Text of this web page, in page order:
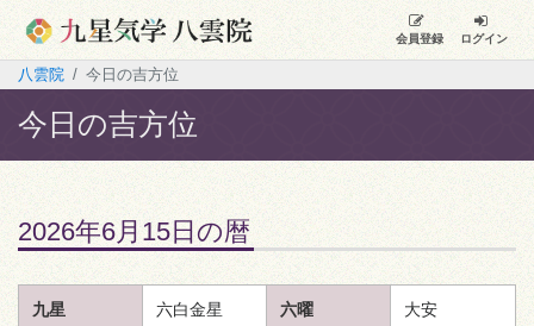
会員登録 ログイン
八雲院 今日の吉方位
今日の吉方位
2026年6月15日の暦
九星 六白金星 六曜 大安